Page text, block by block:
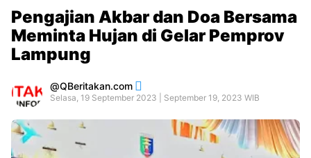
Pengajian Akbar dan Doa Bersama
Meminta Hujan di Gelar Pemprov
Lampung
QBeritakan.com
Selasa, 19 September 2023 | September 19, 2023 WIB